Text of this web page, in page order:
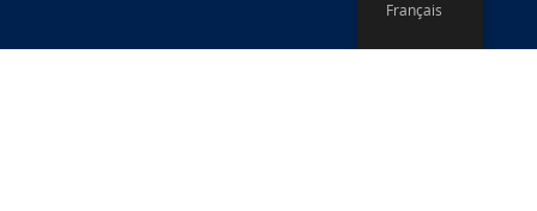
Politique de confidentialité
Français